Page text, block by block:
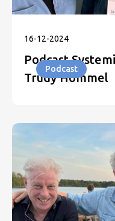
16-12-2024
Podcast
Trudy Hommel
Podcast